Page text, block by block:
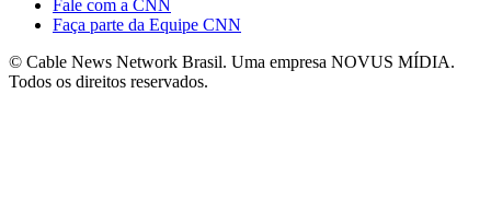
Fale com a CNN
Faça parte da Equipe CNN
© Cable News Network Brasil. Uma empresa NOVUS MÍDIA.
Todos os direitos reservados.